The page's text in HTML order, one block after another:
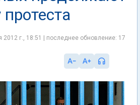
2012 г., 18:51 | последнее обновление: 17